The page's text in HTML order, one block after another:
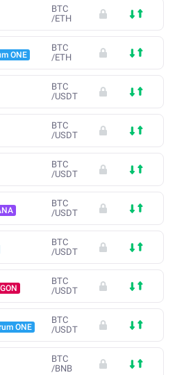
BTC
/ETH
ONE
BTC
/ETH
BTC
/USDT
BTC
/USDT
BTC
/USDT
BTC
/USDT
BTC
/USDT
BTC
/USDT
ONE
BTC
/USDT
BTC
/BNB